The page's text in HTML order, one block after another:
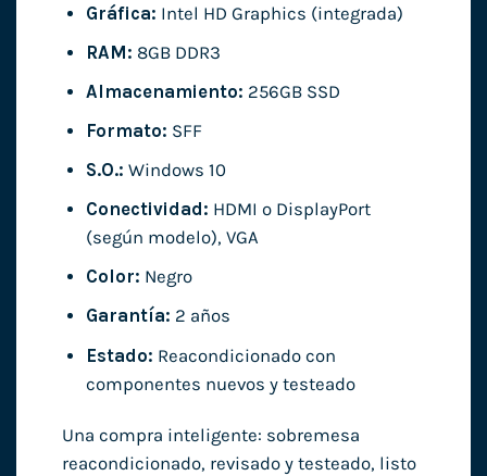
Gráfica: Intel HD Graphics (integrada)
RAM: 8GB DDR3
Almacenamiento: 256GB SSD
Formato: SFF
S.O.: Windows 10
Conectividad: HDMI o DisplayPort
(según modelo), VGA
Color: Negro
Garantía: 2 años
Estado: Reacondicionado con
componentes nuevos y testeado
Una compra inteligente: sobremesa
reacondicionado, revisado y testeado, listo